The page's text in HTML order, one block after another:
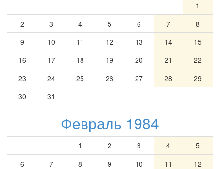
1
2
3 4 5 6 7
8
9
10 11 12 13 14
15
16
17 18 19 20 21
22
23
24 25 26 27 28
29
30
31
Февраль 1984
1 2 3 4
5
6
7 8 9 10 11
12